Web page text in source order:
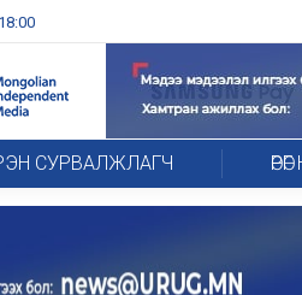
СУРВАЛЖЛАГЧ